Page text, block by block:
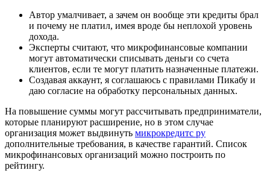
Автор умалчивает, а зачем он вообще эти кредиты брал
и почему не платил, имея вроде бы неплохой уровень
дохода.
Эксперты считают, что микрофинансовые компании
могут автоматически списывать деньги со счета
клиентов, если те могут платить назначенные платежи.
Создавая аккаунт, я соглашаюсь с правилами Пикабу и
даю согласие на обработку персональных данных.
На повышение суммы могут рассчитывать предприниматели,
которые планируют расширение, но в этом случае
организация может выдвинуть микрокредитс ру
дополнительные требования, в качестве гарантий. Список
микрофинансовых организаций можно построить по
рейтингу.